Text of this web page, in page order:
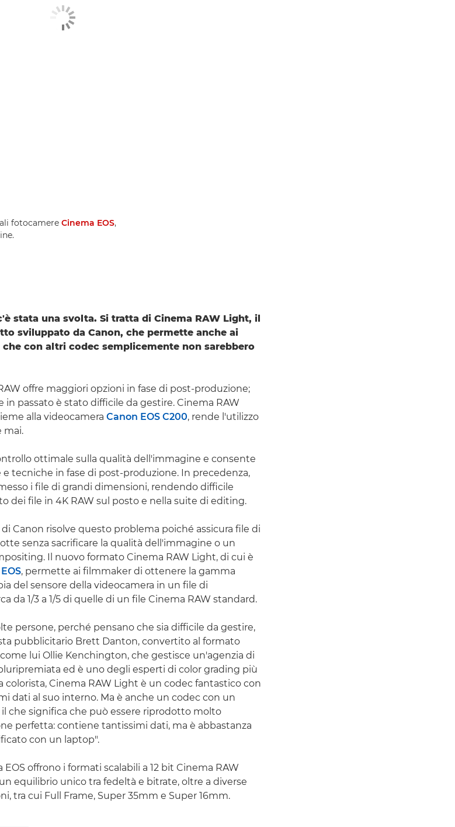
fotocamere Cinema EOS,
stata una svolta. Si tratta di Cinema RAW Light, il
sviluppato da Canon, che permette anche ai
con altri codec semplicemente non sarebbero
offre maggiori opzioni in fase di post-produzione;
passato è stato difficile da gestire. Cinema RAW
alla videocamera Canon EOS C200, rende l'utilizzo
mai.
ottimale sulla qualità dell'immagine e consente
tecniche in fase di post-produzione. In precedenza,
i file di grandi dimensioni, rendendo difficile
dei file in 4K RAW sul posto e nella suite di editing.
Canon risolve questo problema poiché assicura file di
senza sacrificare la qualità dell'immagine o un
Il nuovo formato Cinema RAW Light, di cui è
, permette ai filmmaker di ottenere la gamma
del sensore della videocamera in un file di
da 1/3 a 1/5 di quelle di un file Cinema RAW standard.
persone, perché pensano che sia difficile da gestire,
pubblicitario Brett Danton, convertito al formato
lui Ollie Kenchington, che gestisce un'agenzia di
ed è uno degli esperti di color grading più
colorista, Cinema RAW Light è un codec fantastico con
dati al suo interno. Ma è anche un codec con un
il che significa che può essere riprodotto molto
perfetta: contiene tantissimi dati, ma è abbastanza
con un laptop".
offrono i formati scalabili a 12 bit Cinema RAW
un equilibrio unico tra fedeltà e bitrate, oltre a diverse
tra cui Full Frame, Super 35mm e Super 16mm.